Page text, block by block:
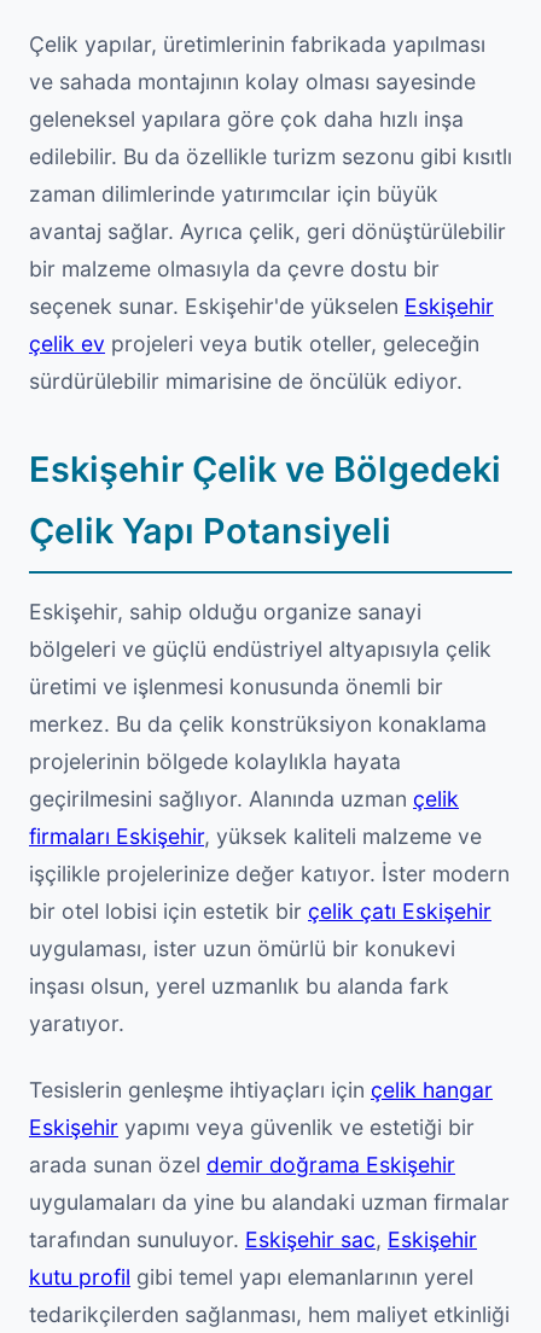
Çelik yapılar, üretimlerinin fabrikada yapılması
ve sahada montajının kolay olması sayesinde
geleneksel yapılara göre çok daha hızlı inşa
edilebilir. Bu da özellikle turizm sezonu gibi kısıtlı
zaman dilimlerinde yatırımcılar için büyük
avantaj sağlar. Ayrıca çelik, geri dönüştürülebilir
bir malzeme olmasıyla da çevre dostu bir
seçenek sunar. Eskişehir'de yükselen Eskişehir
çelik ev projeleri veya butik oteller, geleceğin
sürdürülebilir mimarisine de öncülük ediyor.
Eskişehir Çelik ve Bölgedeki
Çelik Yapı Potansiyeli
Eskişehir, sahip olduğu organize sanayi
bölgeleri ve güçlü endüstriyel altyapısıyla çelik
üretimi ve işlenmesi konusunda önemli bir
merkez. Bu da çelik konstrüksiyon konaklama
projelerinin bölgede kolaylıkla hayata
geçirilmesini sağlıyor. Alanında uzman çelik
firmaları Eskişehir, yüksek kaliteli malzeme ve
işçilikle projelerinize değer katıyor. İster modern
bir otel lobisi için estetik bir çelik çatı Eskişehir
uygulaması, ister uzun ömürlü bir konukevi
inşası olsun, yerel uzmanlık bu alanda fark
yaratıyor.
Tesislerin genleşme ihtiyaçları için çelik hangar
Eskişehir yapımı veya güvenlik ve estetiği bir
arada sunan özel demir doğrama Eskişehir
uygulamaları da yine bu alandaki uzman firmalar
tarafından sunuluyor. Eskişehir sac, Eskişehir
kutu profil gibi temel yapı elemanlarının yerel
tedarikçilerden sağlanması, hem maliyet etkinliği